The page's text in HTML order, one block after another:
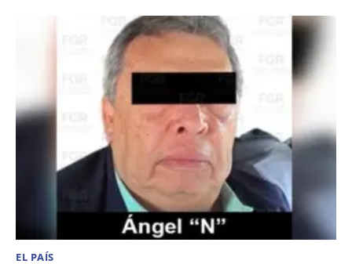
EL PAÍS